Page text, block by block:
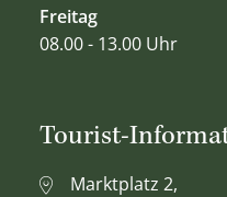
Freitag
08.00 - 13.00 Uhr
Tourist-
Marktplatz 2,